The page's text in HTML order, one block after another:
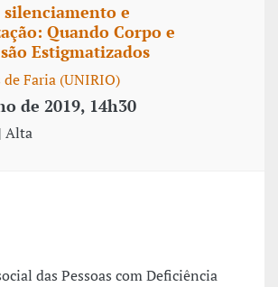
silenciamento e
Quando Corpo e
Estigmatizados
Faria (UNIRIO)
de 2019, 14h30
Alta
das Pessoas com Deficiência